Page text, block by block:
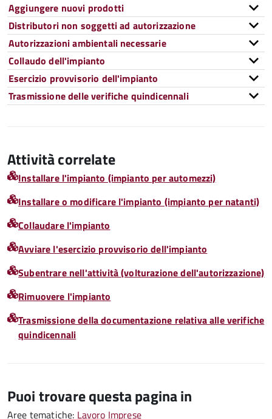
Aggiungere nuovi prodotti
Distributori non soggetti ad autorizzazione
Autorizzazioni ambientali necessarie
Collaudo dell'impianto
Esercizio provvisorio dell'impianto
Trasmissione delle verifiche quindicennali
Attività correlate
Installare l'impianto (impianto per automezzi)
Installare o modificare l'impianto (impianto per natanti)
Collaudare l'impianto
Avviare l'esercizio provvisorio dell'impianto
Subentrare nell'attività (volturazione dell'autorizzazione)
Rimuovere l'impianto
Trasmissione della documentazione relativa alle verifiche
quindicennali
Puoi trovare questa pagina in
Aree tematiche: Lavoro Imprese